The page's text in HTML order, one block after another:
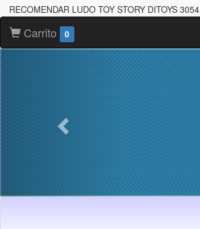
RECOMENDAR LUDO TOY STORY DITOYS 3054
Carrito 0